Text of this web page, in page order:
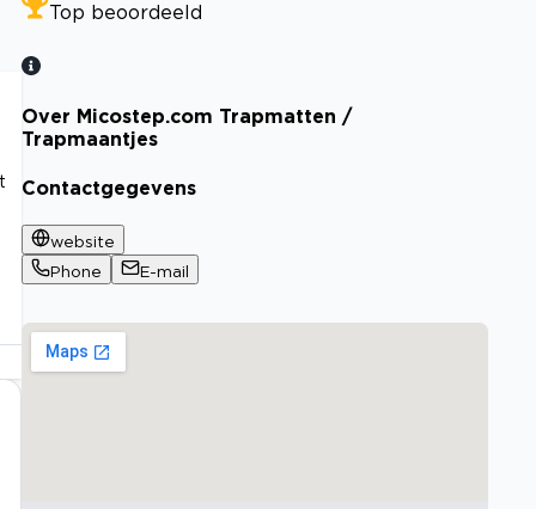
Top beoordeeld
Over Micostep.com Trapmatten /
Trapmaantjes
Contactgegevens
website
Phone
E-mail